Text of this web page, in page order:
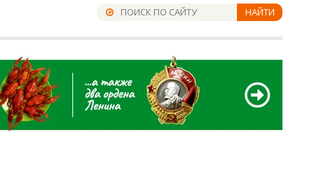
НАЙТИ